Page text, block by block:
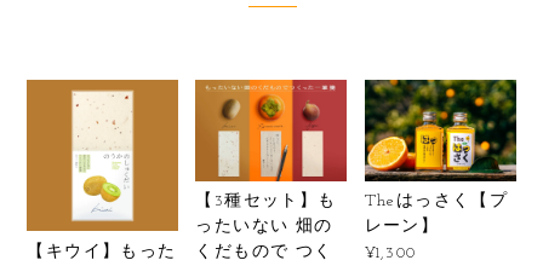
【キウイ】もった
【3種セット】も
ったいない 畑の
くだもので つく
Theはっさく【プ
レーン】
¥1,300